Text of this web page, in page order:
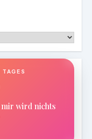
TAGES
wird nichts